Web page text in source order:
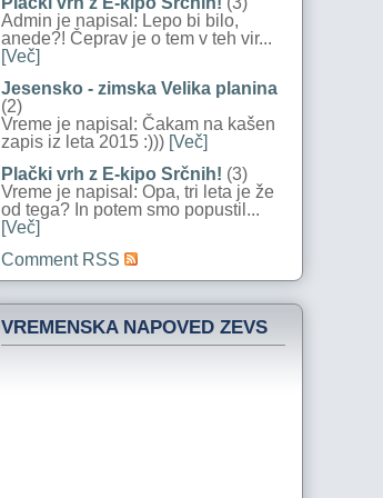
Admin je napisal: Lepo bi bilo,
anede?! Čeprav je o tem v teh vir...
[Več]
Jesensko - zimska Velika planina
(2)
Vreme je napisal: Čakam na kašen
zapis iz leta 2015 :))) [Več]
Plački vrh z E-kipo Srčnih! (3)
Vreme je napisal: Opa, tri leta je že
od tega? In potem smo popustil...
[Več]
Comment RSS
VREMENSKA NAPOVED ZEVS